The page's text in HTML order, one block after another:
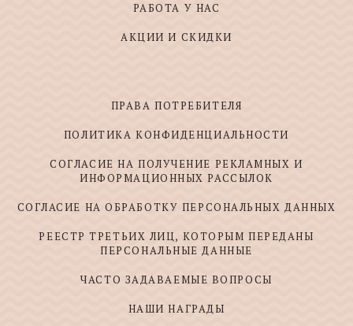
РАБОТА У НАС
АКЦИИ И СКИДКИ
ПРАВА ПОТРЕБИТЕЛЯ
ПОЛИТИКА КОНФИДЕНЦИАЛЬНОСТИ
СОГЛАСИЕ НА ПОЛУЧЕНИЕ РЕКЛАМНЫХ И
ИНФОРМАЦИОННЫХ РАССЫЛОК
СОГЛАСИЕ НА ОБРАБОТКУ ПЕРСОНАЛЬНЫХ ДАННЫХ
РЕЕСТР ТРЕТЬИХ ЛИЦ, КОТОРЫМ ПЕРЕДАНЫ
ПЕРСОНАЛЬНЫЕ ДАННЫЕ
ЧАСТО ЗАДАВАЕМЫЕ ВОПРОСЫ
НАШИ НАГРАДЫ